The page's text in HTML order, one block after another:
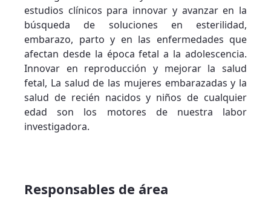
estudios clínicos para innovar y avanzar en la
búsqueda de soluciones en esterilidad,
embarazo, parto y en las enfermedades que
afectan desde la época fetal a la adolescencia.
Innovar en reproducción y mejorar la salud
fetal, La salud de las mujeres embarazadas y la
salud de recién nacidos y niños de cualquier
edad son los motores de nuestra labor
investigadora.
Responsables de área